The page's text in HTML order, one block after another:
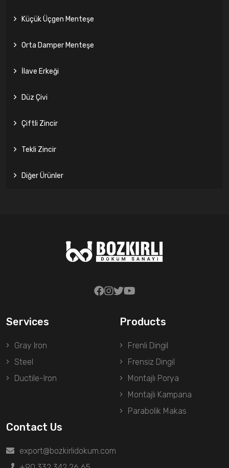
Küçük Üçgen Menteşe
Orta Damper Menteşe
İlave Erkeği
Düz Çivi
Çiftli Zincir
Tekli Zincir
Diğer Ürünler
Services
Gray Iron
Steel
Ductile-Iron
Products
Frenli Dingil
Frensiz Dingil
Montajlı Porya
Montajlı Kampana
Parabolik Makas
Contact Us
export@bozkirlidokum.com